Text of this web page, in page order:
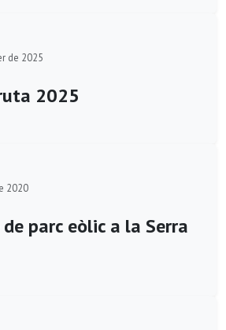
de 2025
2025
2020
parc eòlic a la Serra